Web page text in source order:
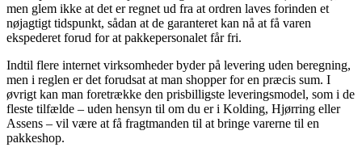
men glem ikke at det er regnet ud fra at ordren laves forinden et
nøjagtigt tidspunkt, sådan at de garanteret kan nå at få varen
ekspederet forud for at pakkepersonalet får fri.
Indtil flere internet virksomheder byder på levering uden beregning,
men i reglen er det forudsat at man shopper for en præcis sum. I
øvrigt kan man foretrække den prisbilligste leveringsmodel, som i de
fleste tilfælde – uden hensyn til om du er i Kolding, Hjørring eller
Assens – vil være at få fragtmanden til at bringe varerne til en
pakkeshop.